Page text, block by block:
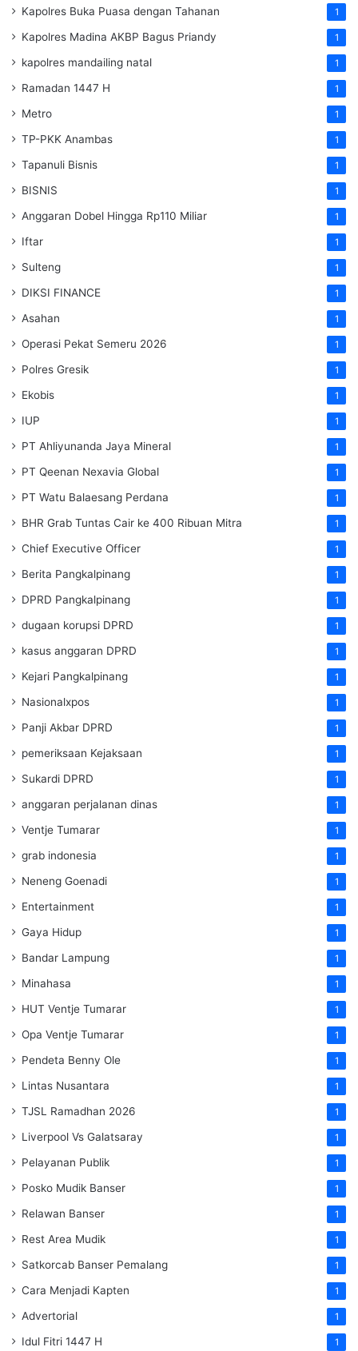
Kapolres Buka Puasa dengan Tahanan 1
Kapolres Madina AKBP Bagus Priandy 1
kapolres mandailing natal 1
Ramadan 1447 H 1
Metro 1
TP-PKK Anambas 1
Tapanuli Bisnis 1
BISNIS 1
Anggaran Dobel Hingga Rp110 Miliar 1
Iftar 1
Sulteng 1
DIKSI FINANCE 1
Asahan 1
Operasi Pekat Semeru 2026 1
Polres Gresik 1
Ekobis 1
IUP 1
PT Ahliyunanda Jaya Mineral 1
PT Qeenan Nexavia Global 1
PT Watu Balaesang Perdana 1
BHR Grab Tuntas Cair ke 400 Ribuan Mitra 1
Chief Executive Officer 1
Berita Pangkalpinang 1
DPRD Pangkalpinang 1
dugaan korupsi DPRD 1
kasus anggaran DPRD 1
Kejari Pangkalpinang 1
Nasionalxpos 1
Panji Akbar DPRD 1
pemeriksaan Kejaksaan 1
Sukardi DPRD 1
anggaran perjalanan dinas 1
Ventje Tumarar 1
grab indonesia 1
Neneng Goenadi 1
Entertainment 1
Gaya Hidup 1
Bandar Lampung 1
Minahasa 1
HUT Ventje Tumarar 1
Opa Ventje Tumarar 1
Pendeta Benny Ole 1
Lintas Nusantara 1
TJSL Ramadhan 2026 1
Liverpool Vs Galatsaray 1
Pelayanan Publik 1
Posko Mudik Banser 1
Relawan Banser 1
Rest Area Mudik 1
Satkorcab Banser Pemalang 1
Cara Menjadi Kapten 1
Advertorial 1
Idul Fitri 1447 H 1